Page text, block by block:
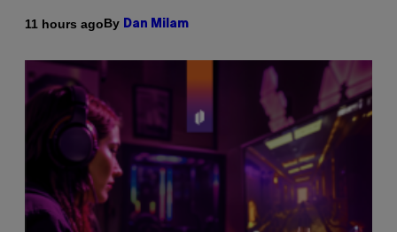
11 hours agoBy Dan Milam